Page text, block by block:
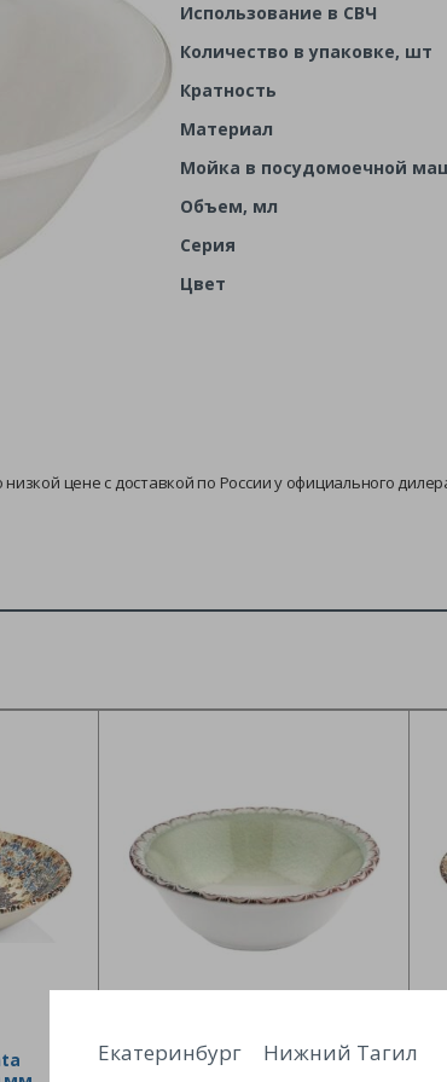
Использование в СВЧ
Количество в упаковке, шт
Кратность
Материал
Мойка в посудомоечной
Объем, мл
Серия
Цвет
цене с доставкой по России у официального
Салатник By Bone Tinta Rome
Екатеринбург
Нижний Тагил